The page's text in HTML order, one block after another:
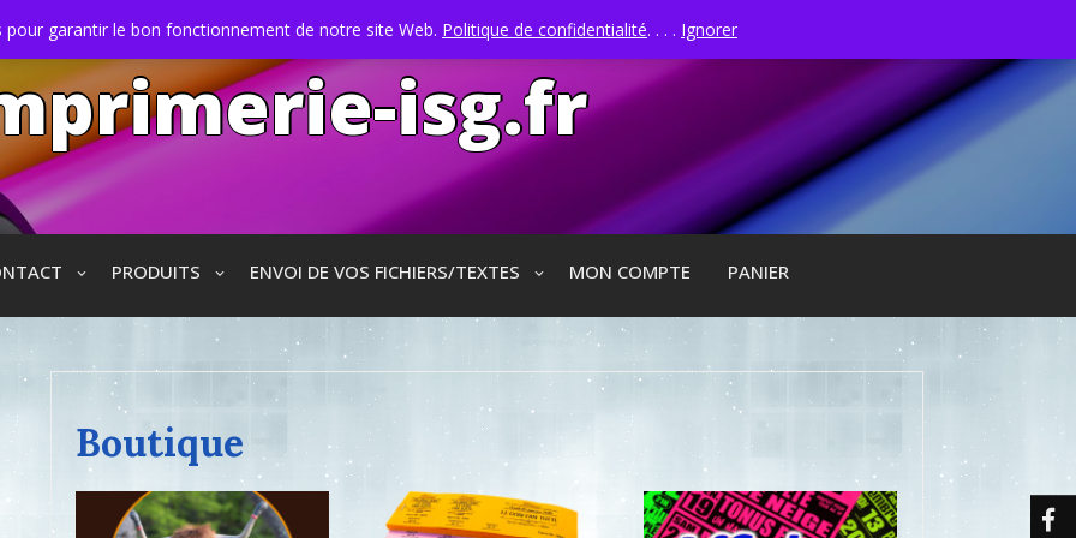
pour garantir le bon fonctionnement de notre site Web. Politique de confidentialité. . . . Ignorer
isg.fr
PRODUITS ENVOI DE VOS FICHIERS/TEXTES MON COMPTE PANIER
Boutique